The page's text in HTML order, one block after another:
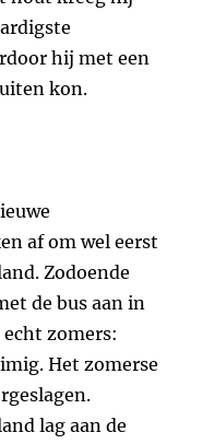
hij met een
kon.
af om wel eerst
Zodoende
de bus aan in
zomers:
Het zomerse
lag aan de